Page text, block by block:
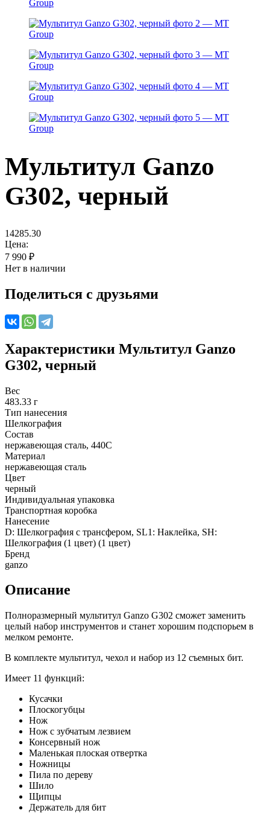
Мультитул Ganzo
G302, черный
14285.30
Цена:
7 990 ₽
Нет в наличии
Поделиться с друзьями
Характеристики Мультитул Ganzo
G302, черный
Вес
483.33 г
Тип нанесения
Шелкография
Состав
нержавеющая сталь, 440С
Материал
нержавеющая сталь
Цвет
черный
Индивидуальная упаковка
Транспортная коробка
Нанесение
D: Шелкография с трансфером, SL1: Наклейка, SH:
Шелкография (1 цвет) (1 цвет)
Бренд
ganzo
Описание
Полноразмерный мультитул Ganzo G302 сможет заменить
целый набор инструментов и станет хорошим подспорьем в
мелком ремонте.
В комплекте мультитул, чехол и набор из 12 съемных бит.
Имеет 11 функций:
Кусачки
Плоскогубцы
Нож
Нож с зубчатым лезвием
Консервный нож
Маленькая плоская отвертка
Ножницы
Пила по дереву
Шило
Щипцы
Держатель для бит